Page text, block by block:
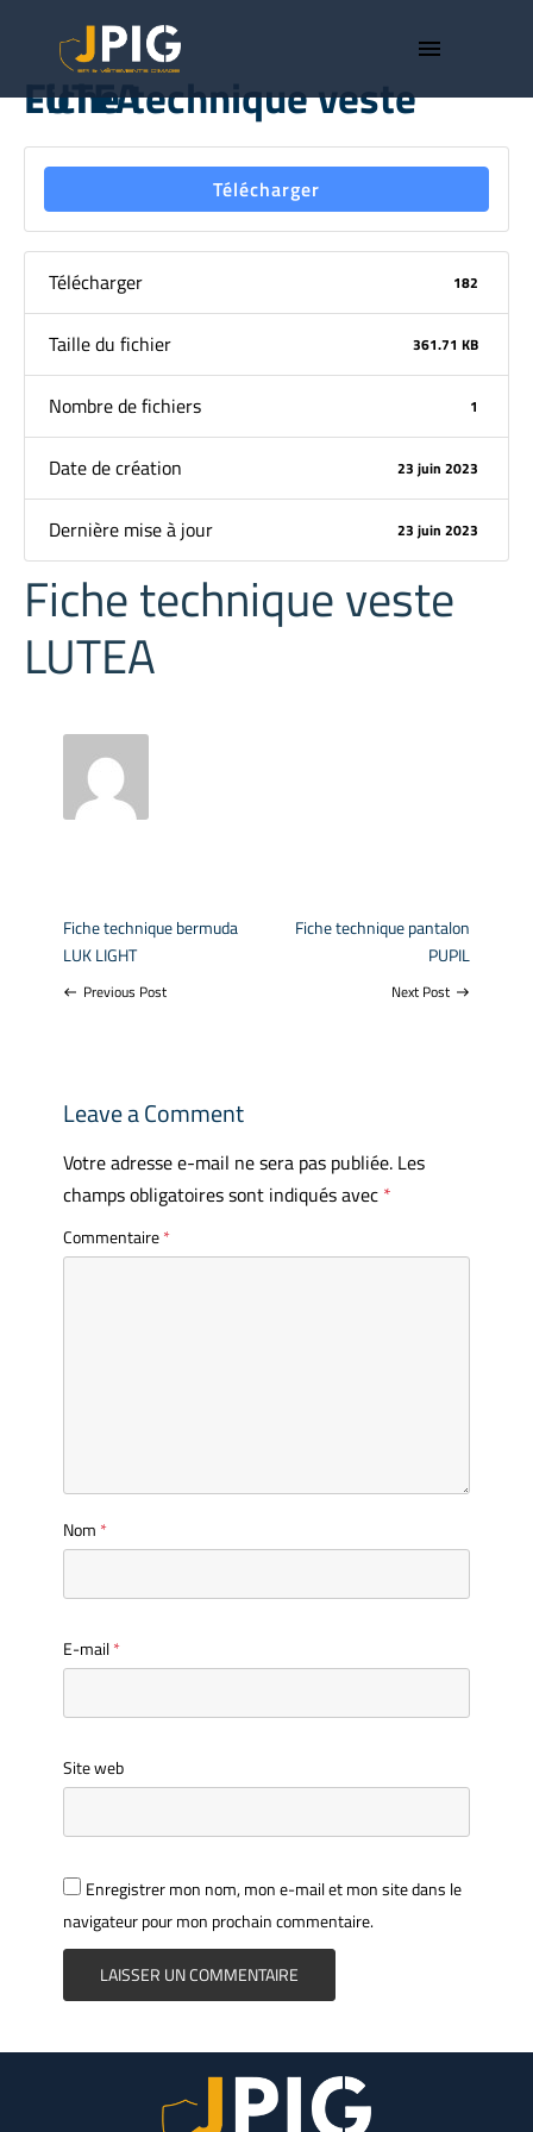
menu
Fiche technique veste LUTEA
Télécharger
Télécharger 182
Taille du fichier 361.71 KB
Nombre de fichiers 1
Date de création 23 juin 2023
Dernière mise à jour 23 juin 2023
Fiche technique veste
LUTEA
Fiche technique bermuda
LUK LIGHT
west Previous Post
Fiche technique pantalon
PUPIL
Next Post east
Leave a Comment
Votre adresse e-mail ne sera pas publiée. Les
champs obligatoires sont indiqués avec *
Commentaire*
Nom *
E-mail*
Site web
Enregistrer mon nom, mon e-mail et mon site dans le
navigateur pour mon prochain commentaire.